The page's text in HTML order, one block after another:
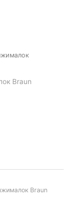
Braun
Braun